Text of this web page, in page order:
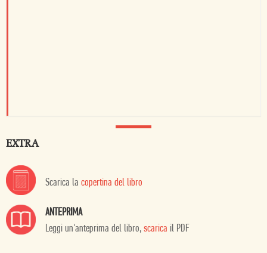
EXTRA
Scarica la copertina del libro
ANTEPRIMA
Leggi un'anteprima del libro, scarica il PDF